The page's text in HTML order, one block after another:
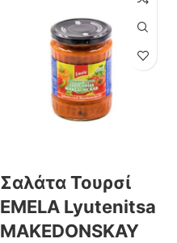
Σαλάτα Τουρσί
EMELA Lyutenitsa
MAKEDONSKAY